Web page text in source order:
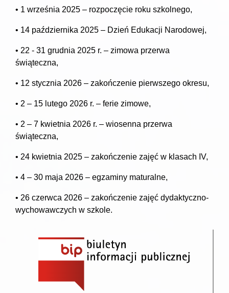
• 1 września 2025 – rozpoczęcie roku szkolnego,
• 14 października 2025 – Dzień Edukacji Narodowej,
• 22 - 31 grudnia 2025 r. – zimowa przerwa
świąteczna,
• 12 stycznia 2026 – zakończenie pierwszego okresu,
• 2 – 15 lutego 2026 r. – ferie zimowe,
• 2 – 7 kwietnia 2026 r. – wiosenna przerwa
świąteczna,
• 24 kwietnia 2025 – zakończenie zajęć w klasach IV,
• 4 – 30 maja 2026 – egzaminy maturalne,
• 26 czerwca 2026 – zakończenie zajęć dydaktyczno-
wychowawczych w szkole.